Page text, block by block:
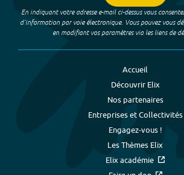
En indiquant votre adresse e-mail ci-dessus vous
d’information par voie électronique. Vous pouvez vous
en modifiant vos paramètres via les liens de
Accueil
Découvrir Elix
Nos partenaires
Entreprises et Collectivités
Engagez-vous !
Les Thèmes Elix
Elix académie